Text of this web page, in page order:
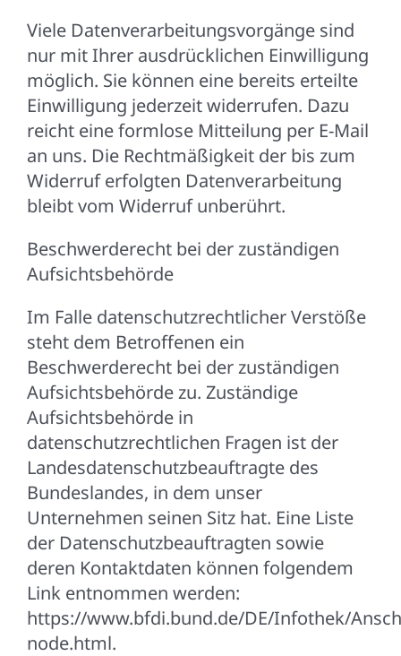
Viele Datenverarbeitungsvorgänge sind
nur mit Ihrer ausdrücklichen Einwilligung
möglich. Sie können eine bereits erteilte
Einwilligung jederzeit widerrufen. Dazu
reicht eine formlose Mitteilung per E-Mail
an uns. Die Rechtmäßigkeit der bis zum
Widerruf erfolgten Datenverarbeitung
bleibt vom Widerruf unberührt.
Beschwerderecht bei der zuständigen
Aufsichtsbehörde
Im Falle datenschutzrechtlicher Verstöße
steht dem Betroffenen ein
Beschwerderecht bei der zuständigen
Aufsichtsbehörde zu. Zuständige
Aufsichtsbehörde in
datenschutzrechtlichen Fragen ist der
Landesdatenschutzbeauftragte des
Bundeslandes, in dem unser
Unternehmen seinen Sitz hat. Eine Liste
der Datenschutzbeauftragten sowie
deren Kontaktdaten können folgendem
Link entnommen werden:
https://www.bfdi.bund.de/DE/Infothek/
node.html.